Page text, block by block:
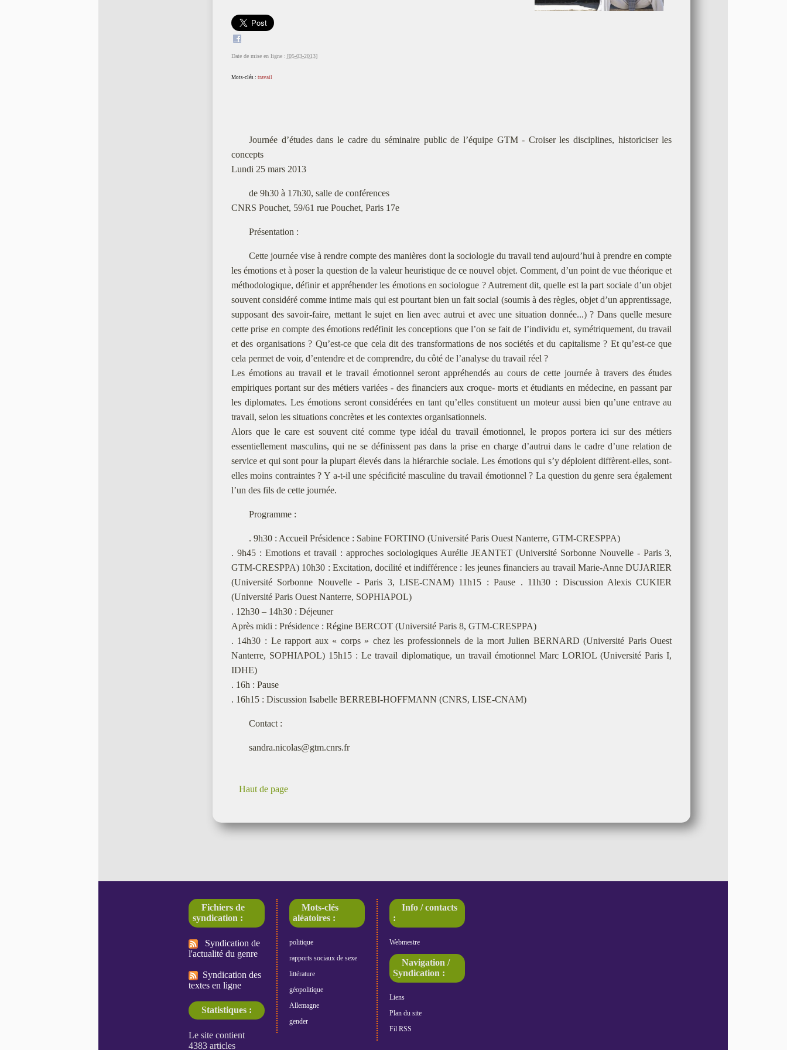
Date de mise en ligne : [05-03-2013]
Mots-clés : travail
Journée d’études dans le cadre du séminaire public de l’équipe GTM - Croiser les disciplines, historiciser les
concepts
Lundi 25 mars 2013
de 9h30 à 17h30, salle de conférences
CNRS Pouchet, 59/61 rue Pouchet, Paris 17e
Présentation :
Cette journée vise à rendre compte des manières dont la sociologie du travail tend aujourd’hui à prendre en compte
les émotions et à poser la question de la valeur heuristique de ce nouvel objet. Comment, d’un point de vue théorique et
méthodologique, définir et appréhender les émotions en sociologue ? Autrement dit, quelle est la part sociale d’un objet
souvent considéré comme intime mais qui est pourtant bien un fait social (soumis à des règles, objet d’un apprentissage,
supposant des savoir-faire, mettant le sujet en lien avec autrui et avec une situation donnée...) ? Dans quelle mesure
cette prise en compte des émotions redéfinit les conceptions que l’on se fait de l’individu et, symétriquement, du travail
et des organisations ? Qu’est-ce que cela dit des transformations de nos sociétés et du capitalisme ? Et qu’est-ce que
cela permet de voir, d’entendre et de comprendre, du côté de l’analyse du travail réel ?
Les émotions au travail et le travail émotionnel seront appréhendés au cours de cette journée à travers des études
empiriques portant sur des métiers variées - des financiers aux croque- morts et étudiants en médecine, en passant par
les diplomates. Les émotions seront considérées en tant qu’elles constituent un moteur aussi bien qu’une entrave au
travail, selon les situations concrètes et les contextes organisationnels.
Alors que le care est souvent cité comme type idéal du travail émotionnel, le propos portera ici sur des métiers
essentiellement masculins, qui ne se définissent pas dans la prise en charge d’autrui dans le cadre d’une relation de
service et qui sont pour la plupart élevés dans la hiérarchie sociale. Les émotions qui s’y déploient diffèrent-elles, sont-
elles moins contraintes ? Y a-t-il une spécificité masculine du travail émotionnel ? La question du genre sera également
l’un des fils de cette journée.
Programme :
. 9h30 : Accueil Présidence : Sabine FORTINO (Université Paris Ouest Nanterre, GTM-CRESPPA)
. 9h45 : Emotions et travail : approches sociologiques Aurélie JEANTET (Université Sorbonne Nouvelle - Paris 3,
GTM-CRESPPA) 10h30 : Excitation, docilité et indifférence : les jeunes financiers au travail Marie-Anne DUJARIER
(Université Sorbonne Nouvelle - Paris 3, LISE-CNAM) 11h15 : Pause . 11h30 : Discussion Alexis CUKIER
(Université Paris Ouest Nanterre, SOPHIAPOL)
. 12h30 – 14h30 : Déjeuner
Après midi : Présidence : Régine BERCOT (Université Paris 8, GTM-CRESPPA)
. 14h30 : Le rapport aux « corps » chez les professionnels de la mort Julien BERNARD (Université Paris Ouest
Nanterre, SOPHIAPOL) 15h15 : Le travail diplomatique, un travail émotionnel Marc LORIOL (Université Paris I,
IDHE)
. 16h : Pause
. 16h15 : Discussion Isabelle BERREBI-HOFFMANN (CNRS, LISE-CNAM)
Contact :
sandra.nicolas@gtm.cnrs.fr
Haut de page
Fichiers de
syndication :
Syndication de
l'actualité du genre
Syndication des
textes en ligne
Statistiques :
Mots-clés
aléatoires :
politique
rapports sociaux de sexe
littérature
géopolitique
Allemagne
gender
Info / contacts
:
Webmestre
Navigation /
Syndication :
Liens
Plan du site
Fil RSS